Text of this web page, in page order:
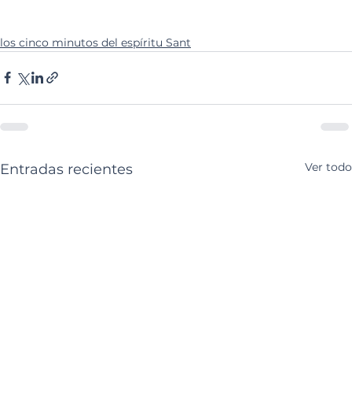
los cinco minutos del espíritu Sant
Entradas recientes Ver todo